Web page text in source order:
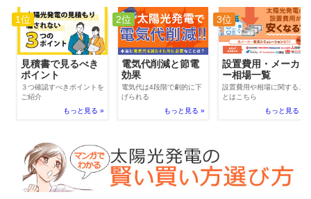
1位
見積書で見るべき
ポイント
３つ確認すべきポイントを
ご紹介
もっと見る »
2位
電気代削減と節電
効果
電気代は4段階で劇的に下
げられる
もっと見る »
3位
設置費用・メーカ
ー相場一覧
設置費用や相場に関するこ
とはこちら
もっと見る »